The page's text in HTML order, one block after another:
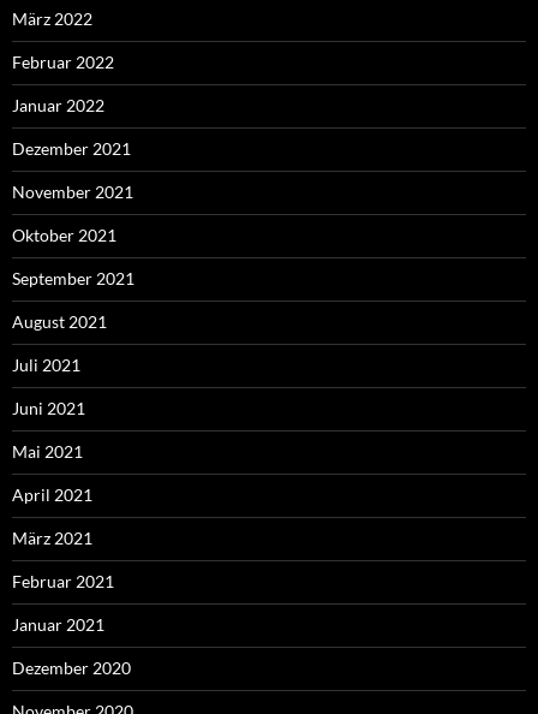
März 2022
Februar 2022
Januar 2022
Dezember 2021
November 2021
Oktober 2021
September 2021
August 2021
Juli 2021
Juni 2021
Mai 2021
April 2021
März 2021
Februar 2021
Januar 2021
Dezember 2020